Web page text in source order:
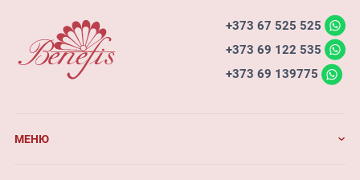
+373 67 525 525
+373 69 122 535
+373 69 139775
МЕНЮ